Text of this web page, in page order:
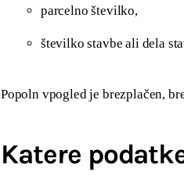
parcelno številko,
številko stavbe ali dela
Popoln vpogled je brezplačen,
Katere